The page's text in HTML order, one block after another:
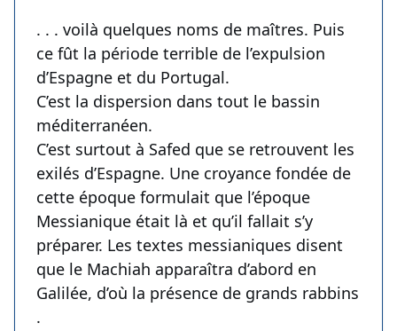
. . . voilà quelques noms de maîtres. Puis
ce fût la période terrible de l’expulsion
d’Espagne et du Portugal.
C’est la dispersion dans tout le bassin
méditerranéen.
C’est surtout à Safed que se retrouvent les
exilés d’Espagne. Une croyance fondée de
cette époque formulait que l’époque
Messianique était là et qu’il fallait s’y
préparer. Les textes messianiques disent
que le Machiah apparaîtra d’abord en
Galilée, d’où la présence de grands rabbins
.